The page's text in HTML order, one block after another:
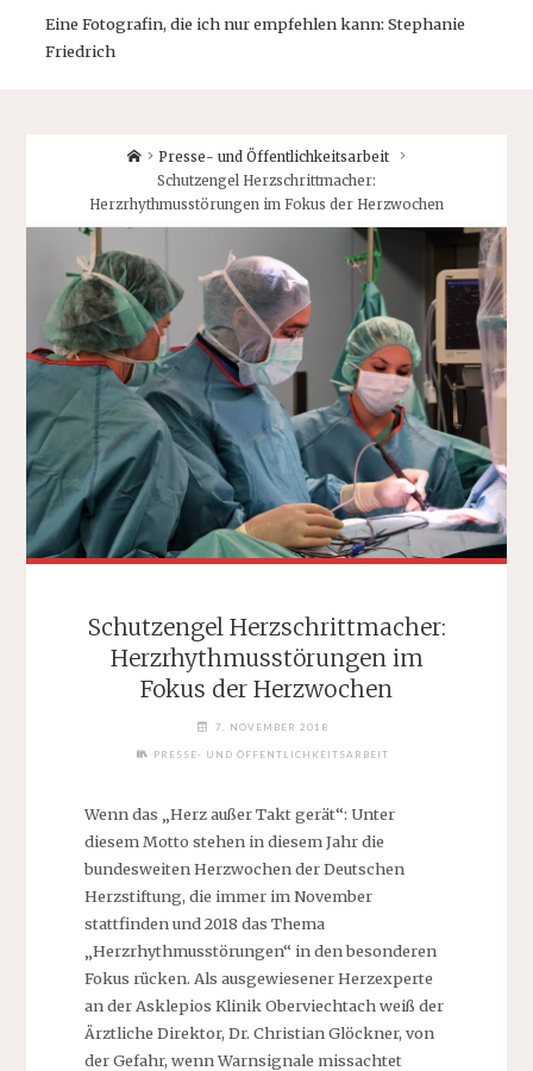
Eine Fotografin, die ich nur empfehlen kann: Stephanie
Friedrich
HomePresse- und Öffentlichkeitsarbeit
Schutzengel Herzschrittmacher:
Herzrhythmusstörungen im Fokus der Herzwochen
Schutzengel Herzschrittmacher:
Herzrhythmusstörungen im
Fokus der Herzwochen
7. NOVEMBER 2018
PRESSE- UND ÖFFENTLICHKEITSARBEIT
Wenn das „Herz außer Takt gerät“: Unter
diesem Motto stehen in diesem Jahr die
bundesweiten Herzwochen der Deutschen
Herzstiftung, die immer im November
stattfinden und 2018 das Thema
„Herzrhythmusstörungen“ in den besonderen
Fokus rücken. Als ausgewiesener Herzexperte
an der Asklepios Klinik Oberviechtach weiß der
Ärztliche Direktor, Dr. Christian Glöckner, von
der Gefahr, wenn Warnsignale missachtet